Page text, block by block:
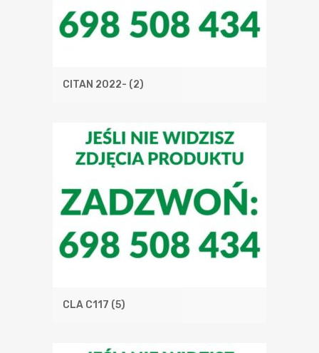
CITAN 2022- (2)
CLA C117 (5)